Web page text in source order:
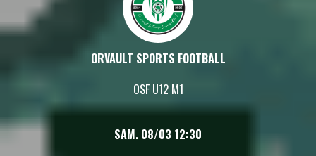
ORVAULT SPORTS FOOTBALL
OSF U12 M1
SAM. 08/03 12:30